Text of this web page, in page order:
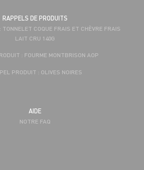
RAPPELS DE PRODUITS
COQUE FRAIS ET CHÈVRE FRAIS
LAIT CRU 140G
: FOURME MONTBRISON AOP
PRODUIT : OLIVES NOIRES
AIDE
NOTRE FAQ